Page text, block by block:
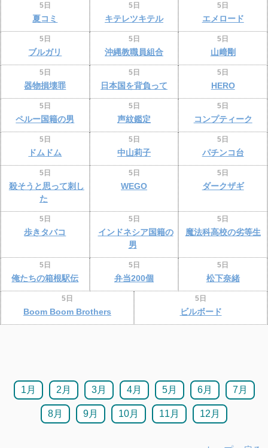
5日
夏コミ
5日
キテレツキテル
5日
エメロード
5日
ブルガリ
5日
沖縄教職員組合
5日
山﨑剛
5日
器物損壊罪
5日
日本国を背負って
5日
HERO
5日
ペルー国籍の男
5日
声紋鑑定
5日
コンプティーク
5日
ドムドム
5日
中山莉子
5日
パチンコ台
5日
殺そうと思って刺し
た
5日
WEGO
5日
ダークザギ
5日
歩きタバコ
5日
インドネシア国籍の
男
5日
魔法科高校の劣等生
5日
俺たちの箱根駅伝
5日
弁当200個
5日
松下奈緒
5日
Boom Boom Brothers
5日
ビルボード
1月 2月 3月 4月 5月 6月 7月
8月 9月 10月 11月 12月